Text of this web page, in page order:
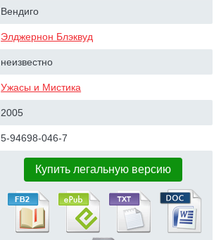
Вендиго
Элджернон Блэквуд
неизвестно
Ужасы и Мистика
2005
5-94698-046-7
Купить легальную версию